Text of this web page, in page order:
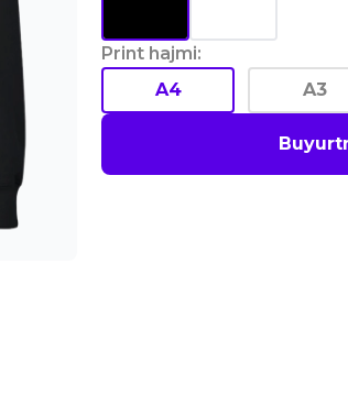
Print hajmi:
A4
A3